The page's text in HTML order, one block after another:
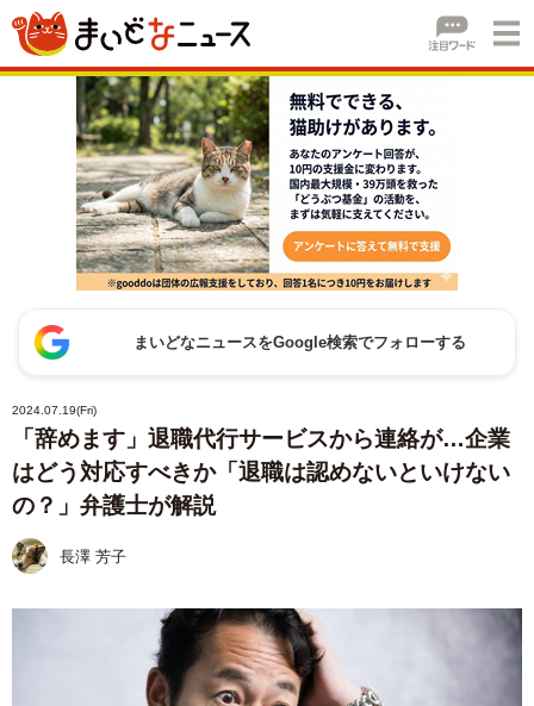
まいどなニュースをGoogle検索でフォローする
2024.07.19(Fri)
「辞めます」退職代行サービスから連絡が…企業
はどう対応すべきか「退職は認めないといけない
の？」弁護士が解説
長澤 芳子